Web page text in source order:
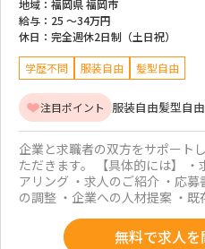
地域： 福岡県 福岡市
給与： 25 ～34万円
休日： 完全週休2日制（土日祝）
学歴不問 服装自由 髪型自由
注目ポイント 服装自由髪型自由
企業と求職者の双方をサポート
ただきます。 【具体的には】
アリング ・求人のご紹介 ・応
の調整 ・企業への人材提案 ・既
無料で求人